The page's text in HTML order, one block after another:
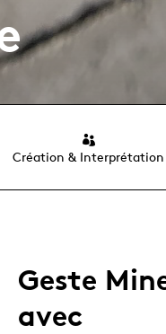
Création & Interprétation
Geste
avec